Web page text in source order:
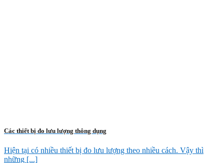
Các thiết bị đo lưu lượng thông dụng
Hiện tại có nhiều thiết bị đo lưu lượng theo nhiều cách. Vậy thì
những [...]